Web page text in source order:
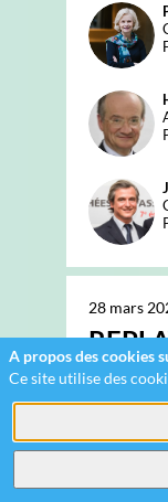
PL
HR
JD
28 mars
(1ère
•
Comment
A propos des cookies
Ce site utilise des